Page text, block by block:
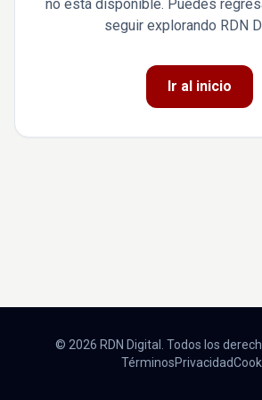
no está disponible. Puedes
seguir explorando RDN
Ir al inicio
© 2026 RDN Digital. Todos los
TérminosPrivacidad